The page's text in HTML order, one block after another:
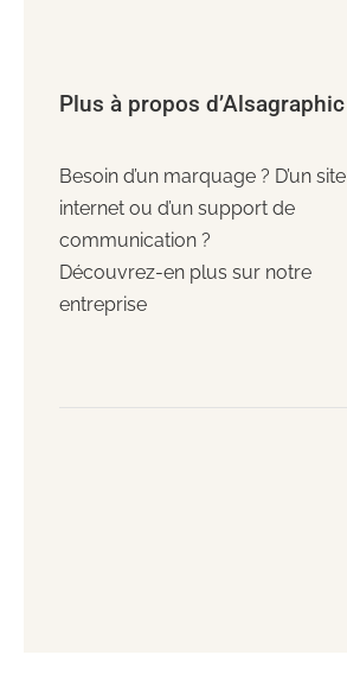
Plus à propos d’Alsagraphic
Besoin d’un marquage ? D’un site
internet ou d’un support de
communication ?
Découvrez-en plus sur notre
entreprise